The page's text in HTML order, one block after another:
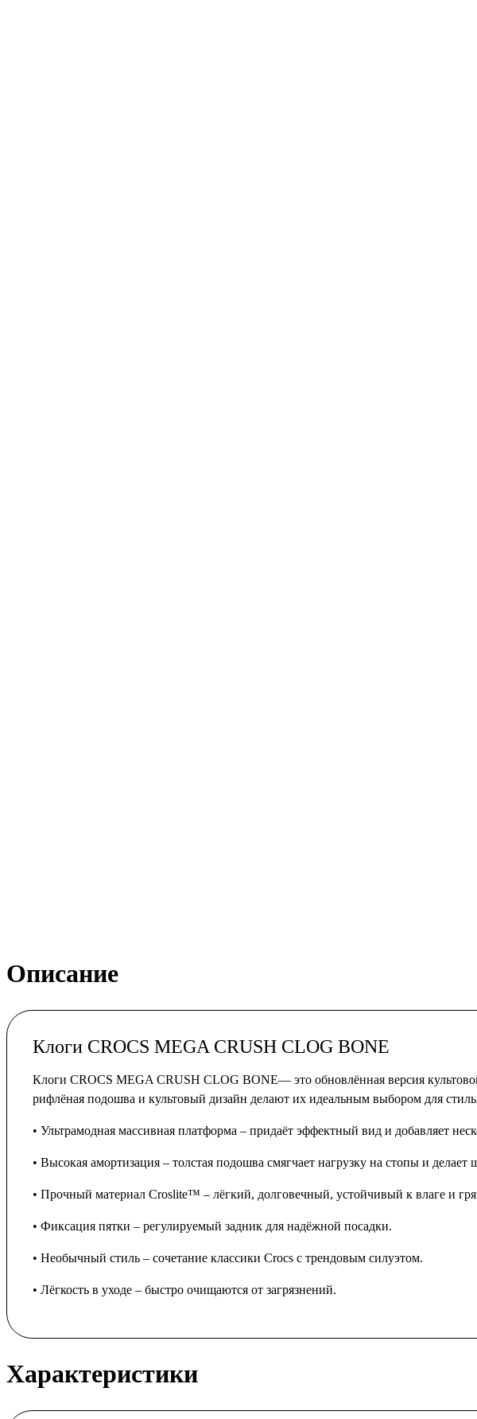
Описание
Клоги CROCS MEGA CRUSH CLOG BONE
Клоги CROCS MEGA CRUSH CLOG BONE— это обновлённая версия
рифлёная подошва и культовый дизайн делают их идеальным выбором для
• Ультрамодная массивная платформа – придаёт эффектный вид и добавляет
• Высокая амортизация – толстая подошва смягчает нагрузку на стопы и
• Прочный материал Croslite™ – лёгкий, долговечный, устойчивый к влаге и
• Фиксация пятки – регулируемый задник для надёжной посадки.
• Необычный стиль – сочетание классики Crocs с трендовым силуэтом.
• Лёгкость в уходе – быстро очищаются от загрязнений.
Характеристики